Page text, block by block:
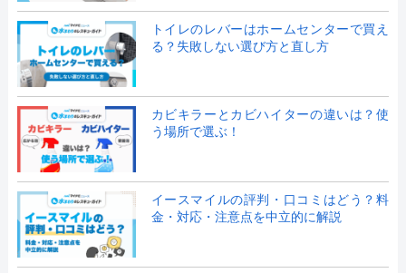
トイレのレバーはホームセンターで買え
る？失敗しない選び方と直し方
カビキラーとカビハイターの違いは？使
う場所で選ぶ！
イースマイルの評判・口コミはどう？料
金・対応・注意点を中立的に解説